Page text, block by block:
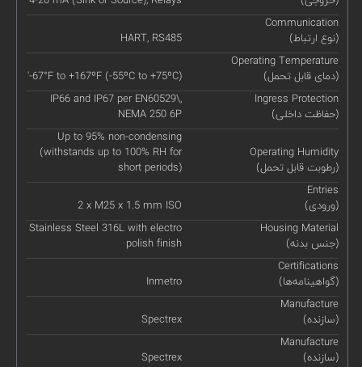
Communication
(نوع ارتباط)
HART, RS485
Operating Temperature
(دمای قابل تحمل)
'-67°F to +167ºF (-55ºC to +75ºC)
Ingress Protection
(حفاظت داخلی)
IP66 and IP67 per EN60529\,
NEMA 250 6P
Operating Humidity
(رطوبت قابل تحمل)
Up to 95% non-condensing
(withstands up to 100% RH for
short periods)
Entries
(ورودی)
2 x M25 x 1.5 mm ISO
Housing Material
(جنس بدنه)
Stainless Steel 316L with electro
polish finish
Certifications
(گواهینامه‌ها)
Inmetro
Manufacture
(سازنده)
Spectrex
Manufacture
(سازنده)
Spectrex